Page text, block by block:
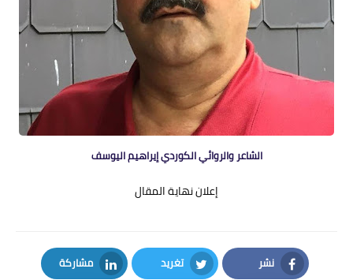
الشاعر والروائي الكوردي إيراهيم اليوسف
إعلان نهاية المقال
نشر تغريد مشاركة